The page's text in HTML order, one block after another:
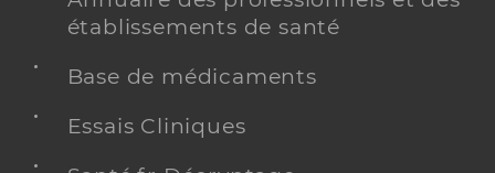
établissements de santé
Base de médicaments
Essais Cliniques